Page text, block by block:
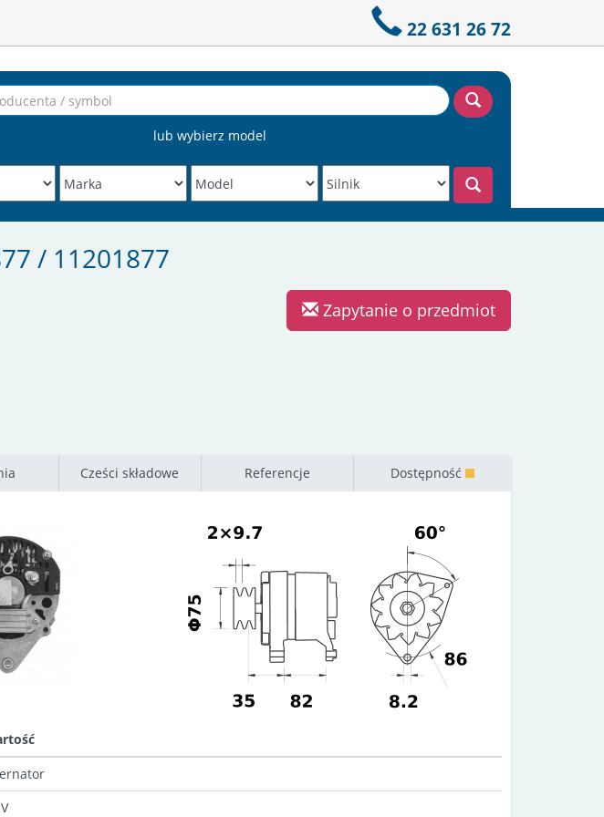
22 631 26 72
lub wybierz model
/ 11201877
Zapytanie o przedmiot
Cześci składowe Referencje Dostępność